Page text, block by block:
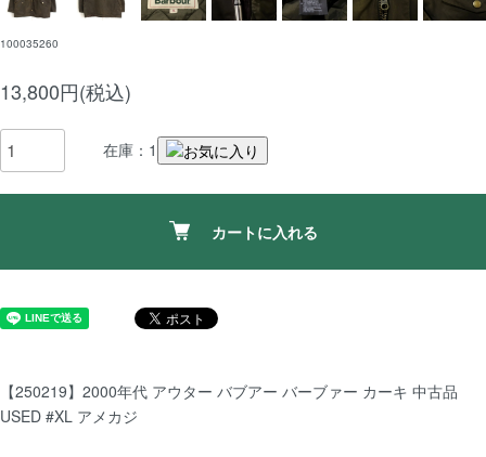
100035260
13,800円(税込)
在庫：1
カートに入れる
【250219】2000年代 アウター バブアー バーブァー カーキ 中古品
USED #XL アメカジ